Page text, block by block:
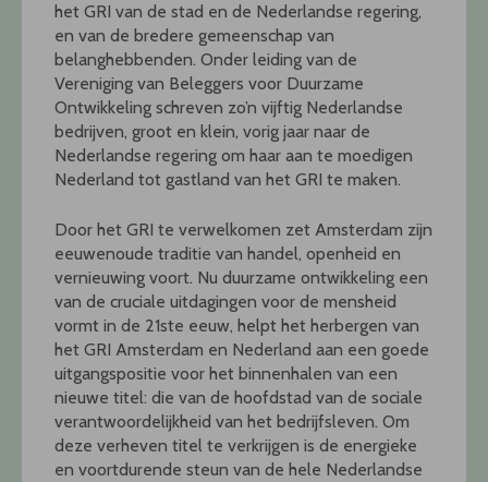
het GRI van de stad en de Nederlandse regering,
en van de bredere gemeenschap van
belanghebbenden. Onder leiding van de
Vereniging van Beleggers voor Duurzame
Ontwikkeling schreven zo’n vijftig Nederlandse
bedrijven, groot en klein, vorig jaar naar de
Nederlandse regering om haar aan te moedigen
Nederland tot gastland van het GRI te maken.
Door het GRI te verwelkomen zet Amsterdam zijn
eeuwenoude traditie van handel, openheid en
vernieuwing voort. Nu duurzame ontwikkeling een
van de cruciale uitdagingen voor de mensheid
vormt in de 21ste eeuw, helpt het herbergen van
het GRI Amsterdam en Nederland aan een goede
uitgangspositie voor het binnenhalen van een
nieuwe titel: die van de hoofdstad van de sociale
verantwoordelijkheid van het bedrijfsleven. Om
deze verheven titel te verkrijgen is de energieke
en voortdurende steun van de hele Nederlandse